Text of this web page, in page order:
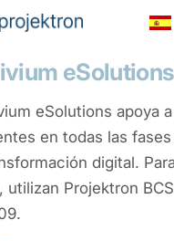
eSolutions apoya
en todas las
digital.
utilizan Projektron